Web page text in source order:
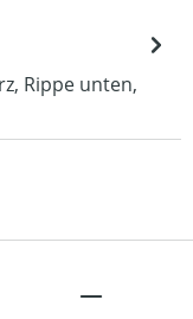
Rippe unten,